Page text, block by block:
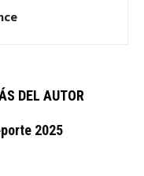
DEL AUTOR
2025